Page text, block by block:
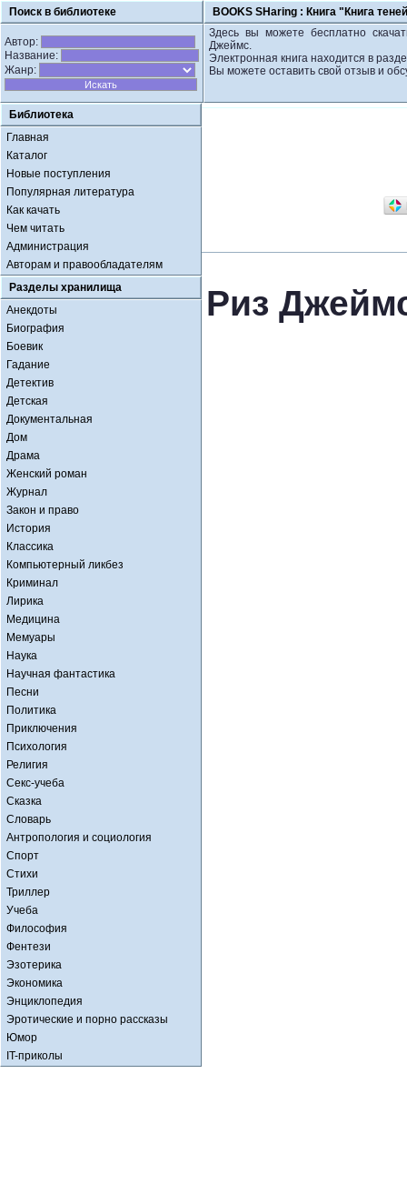
Поиск в библиотеке BOOKS SHaring : Книга "Книга
Автор:
Название:
Жанр:
Здесь вы можете бесплатно
Джеймс.
Электронная книга находится в
Вы можете оставить свой отзыв и
Библиотека
Главная
Каталог
Новые поступления
Популярная литература
Как качать
Чем читать
Администрация
Авторам и правообладателям
Разделы хранилища
Анекдоты
Биография
Боевик
Гадание
Детектив
Детская
Документальная
Дом
Драма
Женский роман
Журнал
Закон и право
История
Классика
Компьютерный ликбез
Криминал
Лирика
Медицина
Мемуары
Наука
Научная фантастика
Песни
Политика
Приключения
Психология
Религия
Секс-учеба
Сказка
Словарь
Антропология и социология
Спорт
Стихи
Триллер
Учеба
Философия
Фентези
Эзотерика
Экономика
Энциклопедия
Эротические и порно рассказы
Юмор
IT-приколы
Риз